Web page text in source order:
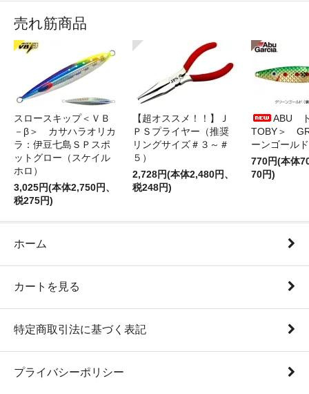
売れ筋商品
スロースキップ＜ＶＢ
－β＞ カサハラオリカ
ラ：伊豆七島ＳＰスポ
ットグロー（スケイル
ホロ）
3,025円(本体2,750円、
税275円)
【超オススメ！！】Ｊ
ＰＳプライヤー（推奨
リングサイズ＃３～＃
５）
2,728円(本体2,480円、
税248円)
ABU
TOBY＞
ーンゴールド
770円(本体
70円)
ホーム
カートを見る
特定商取引法に基づく表記
プライバシーポリシー